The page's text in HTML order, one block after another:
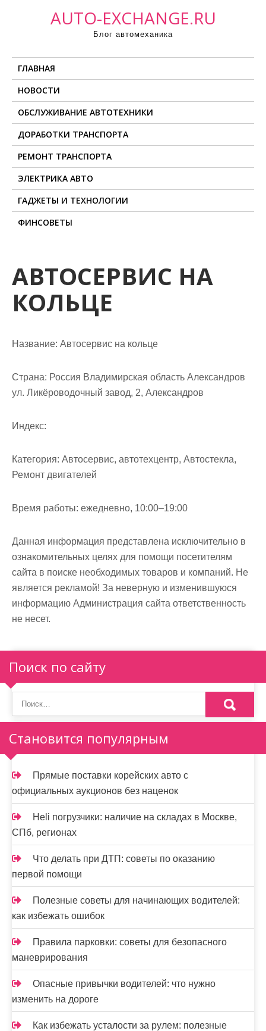
AUTO-EXCHANGE.RU
Блог автомеханика
ГЛАВНАЯ
НОВОСТИ
ОБСЛУЖИВАНИЕ АВТОТЕХНИКИ
ДОРАБОТКИ ТРАНСПОРТА
РЕМОНТ ТРАНСПОРТА
ЭЛЕКТРИКА АВТО
ГАДЖЕТЫ И ТЕХНОЛОГИИ
ФИНСОВЕТЫ
АВТОСЕРВИС НА
КОЛЬЦЕ
Название: Автосервис на кольце
Страна: Россия Владимирская область Александров
ул. Ликёроводочный завод, 2, Александров
Индекс:
Категория: Автосервис, автотехцентр, Автостекла,
Ремонт двигателей
Время работы: ежедневно, 10:00–19:00
Данная информация представлена исключительно в
ознакомительных целях для помощи посетителям
сайта в поиске необходимых товаров и компаний. Не
является рекламой! За неверную и изменившуюся
информацию Администрация сайта ответственность
не несет.
Поиск по сайту
Становится популярным
Прямые поставки корейских авто с
официальных аукционов без наценок
Heli погрузчики: наличие на складах в Москве,
СПб, регионах
Что делать при ДТП: советы по оказанию
первой помощи
Полезные советы для начинающих водителей:
как избежать ошибок
Правила парковки: советы для безопасного
маневрирования
Опасные привычки водителей: что нужно
изменить на дороге
Как избежать усталости за рулем: полезные